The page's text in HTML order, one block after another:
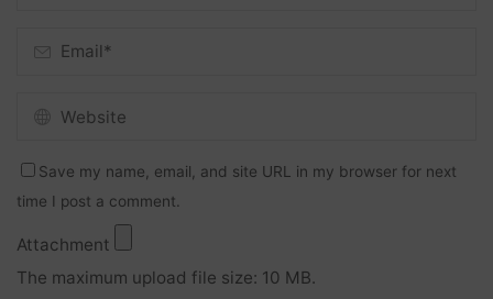
Save my name, email, and site URL in my browser for next
time I post a comment.
Attachment
The maximum upload file size: 10 MB.